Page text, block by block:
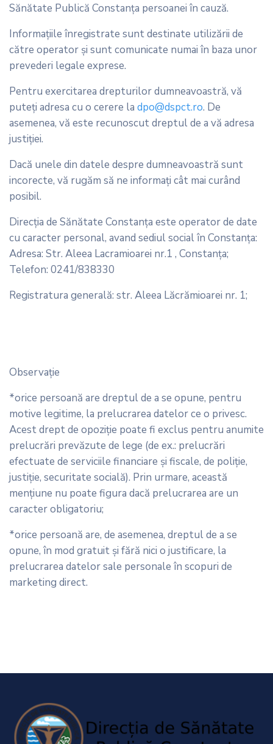
Sănătate Publică Constanța persoanei în cauză.
Informaţiile înregistrate sunt destinate utilizării de
către operator şi sunt comunicate numai în baza unor
prevederi legale exprese.
Pentru exercitarea drepturilor dumneavoastră, vă
puteţi adresa cu o cerere la dpo@dspct.ro. De
asemenea, vă este recunoscut dreptul de a vă adresa
justiţiei.
Dacă unele din datele despre dumneavoastră sunt
incorecte, vă rugăm să ne informaţi cât mai curând
posibil.
Direcția de Sănătate Constanța este operator de date
cu caracter personal, avand sediul social în Constanța:
Adresa: Str. Aleea Lacramioarei nr.1 , Constanța;
Telefon: 0241/838330
Registratura generală: str. Aleea Lăcrămioarei nr. 1;
Observaţie
*orice persoană are dreptul de a se opune, pentru
motive legitime, la prelucrarea datelor ce o privesc.
Acest drept de opoziţie poate fi exclus pentru anumite
prelucrări prevăzute de lege (de ex.: prelucrări
efectuate de serviciile financiare şi fiscale, de poliţie,
justiţie, securitate socială). Prin urmare, această
menţiune nu poate figura dacă prelucrarea are un
caracter obligatoriu;
*orice persoană are, de asemenea, dreptul de a se
opune, în mod gratuit şi fără nici o justificare, la
prelucrarea datelor sale personale în scopuri de
marketing direct.